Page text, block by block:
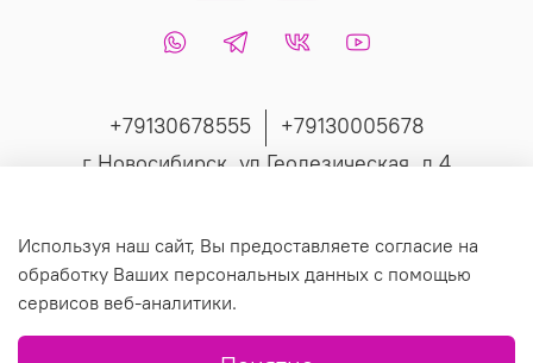
+79130678555
+79130005678
г Новосибирск, ул Геодезическая, д 4
© 2019 Любое использование контента без письменного
Используя наш сайт, Вы предоставляете согласие на
обработку Ваших персональных данных с помощью
сервисов веб-аналитики.